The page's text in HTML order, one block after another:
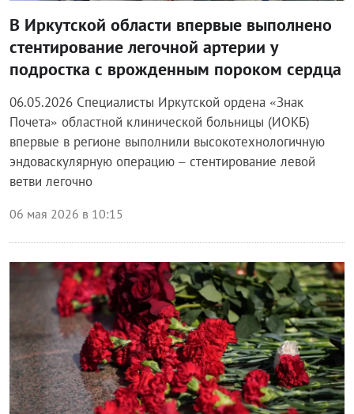
В Иркутской области впервые выполнено
стентирование легочной артерии у
подростка с врожденным пороком сердца
06.05.2026 Специалисты Иркутской ордена «Знак
Почета» областной клинической больницы (ИОКБ)
впервые в регионе выполнили высокотехнологичную
эндоваскулярную операцию – стентирование левой
ветви легочно
06 мая 2026 в 10:15
Блог правительства